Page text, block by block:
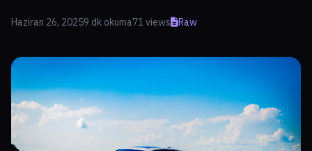
Haziran 26, 20259 dk okuma71 views Raw